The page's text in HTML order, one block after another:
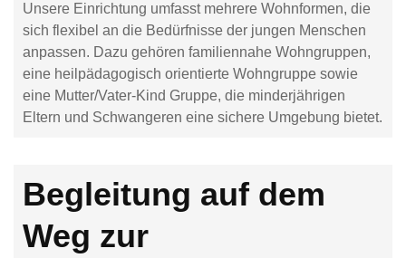
Unsere Einrichtung umfasst mehrere Wohnformen, die
sich flexibel an die Bedürfnisse der jungen Menschen
anpassen. Dazu gehören familiennahe Wohngruppen,
eine heilpädagogisch orientierte Wohngruppe sowie
eine Mutter/Vater-Kind Gruppe, die minderjährigen
Eltern und Schwangeren eine sichere Umgebung bietet.
Begleitung auf dem
Weg zur